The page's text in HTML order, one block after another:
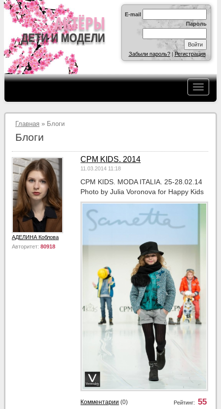
E-mail
Пароль
Забыли пароль?|Регистрация
Главная » Блоги
Блоги
АДЕЛИНА Коблова
Авторитет: 80918
CPM KIDS. 2014
11.03.2014 11:18
CPM KIDS. MODA ITALIA. 25-28.02.14
Photo by Julia Voronova for Happy Kids
Комментарии (0) Рейтинг: 55